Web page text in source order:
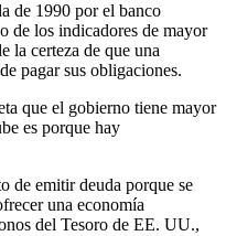
de 1990 por el banco
de los indicadores de mayor
la certeza de que una
pagar sus obligaciones.
que el gobierno tiene mayor
es porque hay
de emitir deuda porque se
una economía
del Tesoro de EE. UU.,